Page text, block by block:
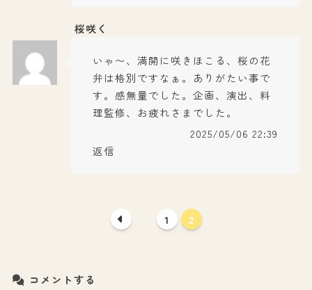
桜咲く
いゃ〜、満開に咲きほこる、桜の花
弁は格別ですなぁ。ありがたい事で
す。感無量でした。企画、演出、料
理監修、お疲れさまでした。
2025/05/06 22:39
返信
1 2
コメントする